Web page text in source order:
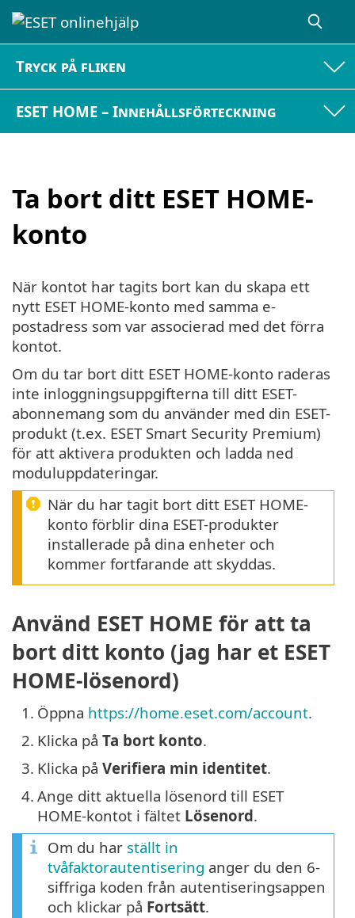
Tryck på fliken
ESET HOME – Innehållsförteckning
Ta bort ditt ESET HOME-
konto
När kontot har tagits bort kan du skapa ett
nytt ESET HOME-konto med samma e-
postadress som var associerad med det förra
kontot.
Om du tar bort ditt ESET HOME-konto raderas
inte inloggningsuppgifterna till ditt ESET-
abonnemang som du använder med din ESET-
produkt (t.ex. ESET Smart Security Premium)
för att aktivera produkten och ladda ned
moduluppdateringar.
När du har tagit bort ditt ESET HOME-
konto förblir dina ESET-produkter
installerade på dina enheter och
kommer fortfarande att skyddas.
Använd ESET HOME för att ta
bort ditt konto (jag har et ESET
HOME-lösenord)
1. Öppna https://home.eset.com/account.
2. Klicka på Ta bort konto.
3. Klicka på Verifiera min identitet.
4. Ange ditt aktuella lösenord till ESET
HOME-kontot i fältet Lösenord.
Om du har ställt in
tvåfaktorautentisering anger du den 6-
siffriga koden från autentiseringsappen
och klickar på Fortsätt.